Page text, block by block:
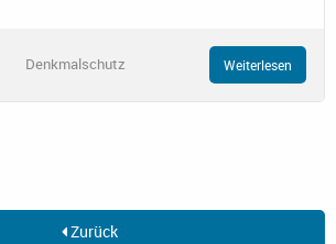
Denkmalschutz Weiterlesen
Zurück